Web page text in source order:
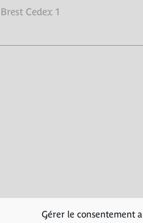
Gérer le consentement
Cedex 1